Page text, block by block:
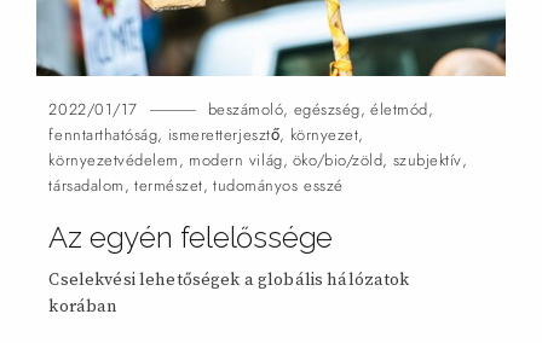
2022/01/17 beszámoló, egészség,életmód,
fenntarthatóság, ismeretterjesztő, környezet,
környezetvédelem, modern világ, öko/bio/zöld, szubjektív,
társadalom,természet,tudományos esszé
Az egyén felelőssége
Cselekvési lehetőségek a globális hálózatok
korában